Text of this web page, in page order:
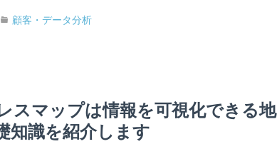
顧客・データ分析
スマップは情報を可視化できる地
知識を紹介します